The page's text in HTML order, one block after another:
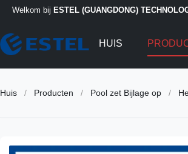
Welkom bij ESTEL (GUANGDONG)
HUIS
Huis / Producten / Pool zet Bijlage op /